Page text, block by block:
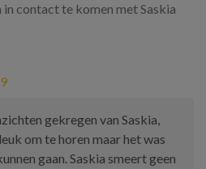
contact te komen met Saskia
gekregen van Saskia,
om te horen maar het was
gaan. Saskia smeert geen